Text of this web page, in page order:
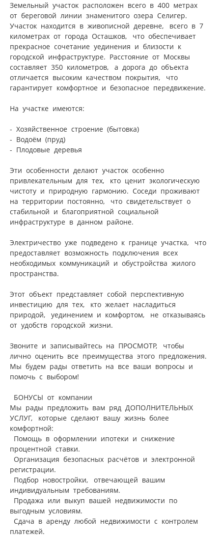
Земельный участок расположен всего в 400 метрах
от береговой линии знаменитого озера Селигер.
Участок находится в живописной деревне, всего в 7
километрах от города Осташков, что обеспечивает
прекрасное сочетание уединения и близости к
городской инфраструктуре. Расстояние от Москвы
составляет 350 километров, а дорога до объекта
отличается высоким качеством покрытия, что
гарантирует комфортное и безопасное передвижение.
На участке имеются:
- Хозяйственное строение (бытовка)
- Водоём (пруд)
- Плодовые деревья
Эти особенности делают участок особенно
привлекательным для тех, кто ценит экологическую
чистоту и природную гармонию. Соседи проживают
на территории постоянно, что свидетельствует о
стабильной и благоприятной социальной
инфраструктуре в данном районе.
Электричество уже подведено к границе участка, что
предоставляет возможность подключения всех
необходимых коммуникаций и обустройства жилого
пространства.
Этот объект представляет собой перспективную
инвестицию для тех, кто желает насладиться
природой, уединением и комфортом, не отказываясь
от удобств городской жизни.
Звоните и записывайтесь на ПРОСМОТР, чтобы
лично оценить все преимущества этого предложения.
Мы будем рады ответить на все ваши вопросы и
помочь с выбором!
БОНУСЫ от компании
Мы рады предложить вам ряд ДОПОЛНИТЕЛЬНЫХ
УСЛУГ, которые сделают вашу жизнь более
комфортной:
Помощь в оформлении ипотеки и снижение
процентной ставки.
Организация безопасных расчётов и электронной
регистрации.
Подбор новостройки, отвечающей вашим
индивидуальным требованиям.
Продажа или выкуп вашей недвижимости по
выгодным условиям.
Сдача в аренду любой недвижимости с контролем
платежей.